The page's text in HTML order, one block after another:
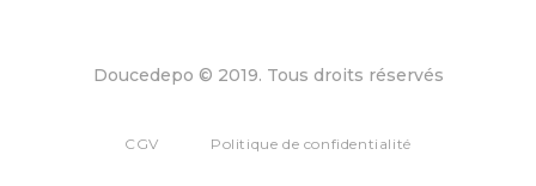
Doucedepo © 2019. Tous droits réservés
CGV Politique de confidentialité